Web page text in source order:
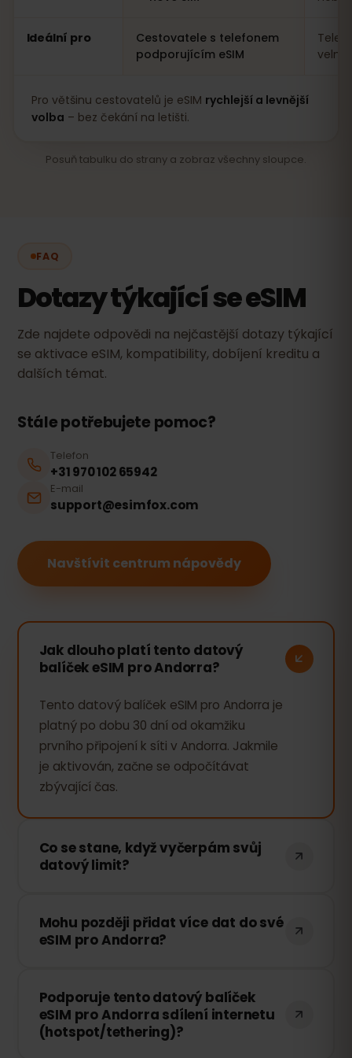
Ideální pro
Cestovatele s telefonem
podporujícím eSIM
velmi
Pro většinu cestovatelů je eSIM rychlejší a levnější
volba – bez čekání na letišti.
Posuň tabulku do strany a zobraz všechny sloupce.
FAQ
Dotazy týkající se eSIM
Zde najdete odpovědi na nejčastější dotazy týkající
se aktivace eSIM, kompatibility, dobíjení kreditu a
dalších témat.
Stále potřebujete pomoc?
Telefon
+31 970 102 65942
E-mail
support@esimfox.com
Navštívit centrum nápovědy
Jak dlouho platí tento datový
balíček eSIM pro Andorra?
Tento datový balíček eSIM pro Andorra je
platný po dobu 30 dní od okamžiku
prvního připojení k síti v Andorra. Jakmile
je aktivován, začne se odpočítávat
zbývající čas.
Co se stane, když vyčerpám svůj
datový limit?
připojení bude pozastaveno. Můžete si
však snadno dokoupit další data
Mohu později přidat více dat do své
eSIM pro Andorra?
kdykoli bez nutnosti znovu instalovat
eSIM. Stačí se přihlásit ke svému účtu a
vybrat požadované množství dat.
Podporuje tento datový balíček
eSIM pro Andorra sdílení internetu
(hotspot/tethering)?